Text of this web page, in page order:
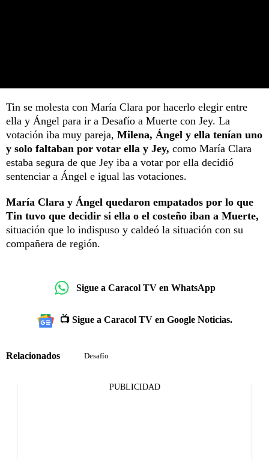
Tin se molesta con María Clara por hacerlo elegir entre
ella y Ángel para ir a Desafío a Muerte con Jey. La
votación iba muy pareja, Milena, Ángel y ella tenían uno
y solo faltaban por votar ella y Jey, como María Clara
estaba segura de que Jey iba a votar por ella decidió
sentenciar a Ángel e igual las votaciones.
María Clara y Ángel quedaron empatados por lo que
Tin tuvo que decidir si ella o el costeño iban a Muerte,
situación que lo indispuso y caldeó la situación con su
compañera de región.
Sigue a Caracol TV en WhatsApp
📺 Sigue a Caracol TV en Google Noticias.
Relacionados Desafío
PUBLICIDAD